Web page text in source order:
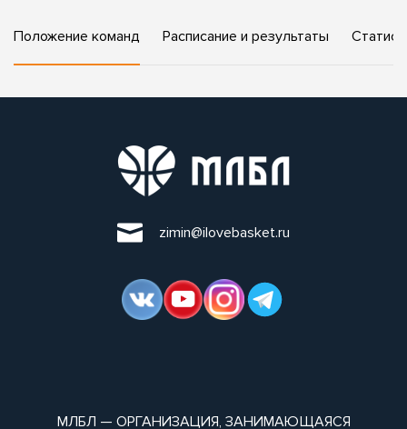
Положение команд Расписание и результаты
zimin@ilovebasket.ru
МЛБЛ — ОРГАНИЗАЦИЯ, ЗАНИМАЮЩАЯСЯ